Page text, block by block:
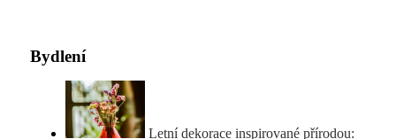
Bydlení
Letní dekorace inspirované přírodou: